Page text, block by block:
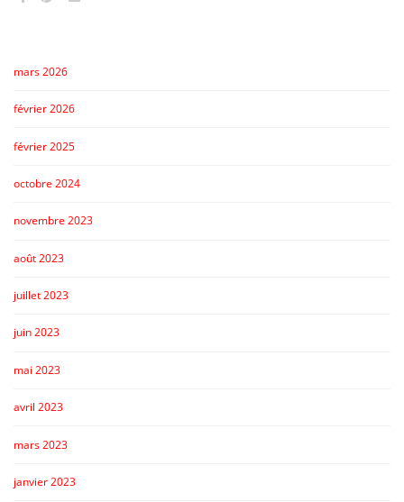
mars 2026
février 2026
février 2025
octobre 2024
novembre 2023
août 2023
juillet 2023
juin 2023
mai 2023
avril 2023
mars 2023
janvier 2023